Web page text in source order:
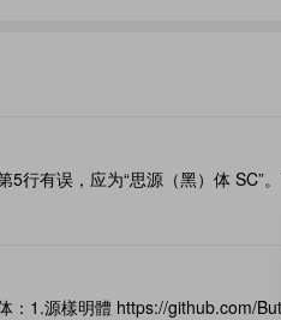
行有误，应为“思源（黑）体 SC”
：1.源樣明體 https://github.com/